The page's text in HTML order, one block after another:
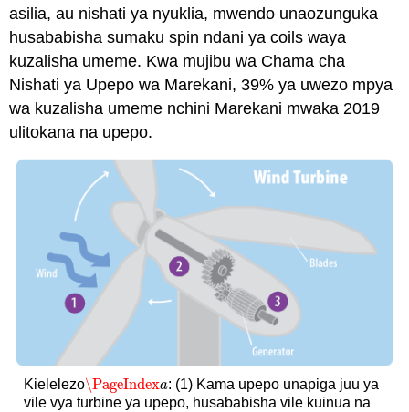
asilia, au nishati ya nyuklia, mwendo unaozunguka
husababisha sumaku spin ndani ya coils waya
kuzalisha umeme. Kwa mujibu wa Chama cha
Nishati ya Upepo wa Marekani, 39% ya uwezo mpya
wa kuzalisha umeme nchini Marekani mwaka 2019
ulitokana na upepo.
Kielelezo\PageIndexa
\PageIndexa: (1) Kama upepo unapiga juu ya
vile vya turbine ya upepo, husababisha vile kuinua na